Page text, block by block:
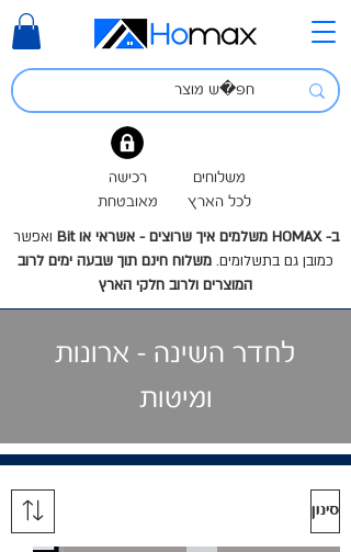
רכישה
מאובטחת
משלוחים
לכל הארץ
ב- HOMAX משלמים איך שרוצים - אשראי או Bit
ואפשר
כמובן גם בתשלומים. משלוח חינם תוך שבעה ימים לרוב
המוצרים ולרוב חלקי הארץ
לחדר השינה - ארונות
ומיטות
סינון